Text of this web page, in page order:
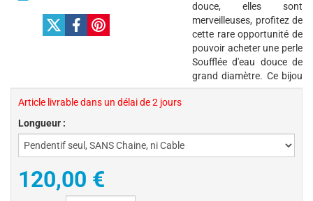
Article livrable dans un délai de 2 jours
Longueur :
120,00 €
douce, elles sont
merveilleuses, profitez de
cette rare opportunité de
pouvoir acheter une perle
Soufflée d'eau douce de
grand diamètre. Ce bijou